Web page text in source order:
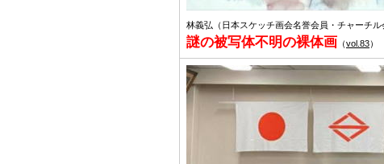
林義弘（日本スケッチ画会名誉会員・チャーチ
謎の被写体不明の裸体画 （vol.83）